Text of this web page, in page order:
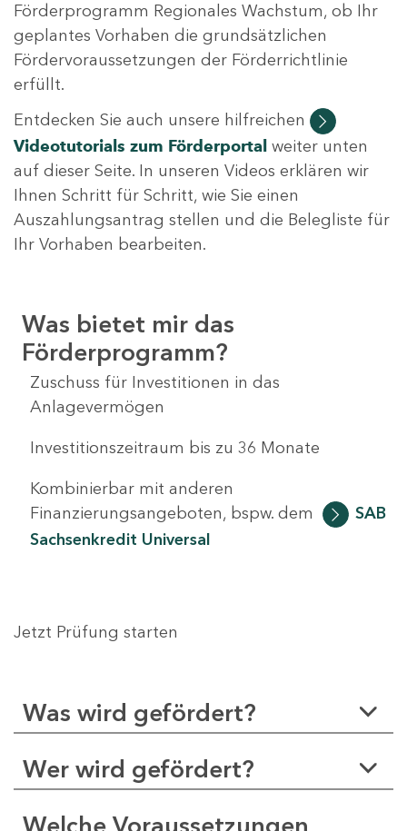
Förderprogramm Regionales Wachstum, ob Ihr
geplantes Vorhaben die grundsätzlichen
Fördervoraussetzungen der Förderrichtlinie
erfüllt.
Entdecken Sie auch unsere hilfreichen
Videotutorials zum Förderportal weiter unten
auf dieser Seite. In unseren Videos erklären wir
Ihnen Schritt für Schritt, wie Sie einen
Auszahlungsantrag stellen und die Belegliste für
Ihr Vorhaben bearbeiten.
Was bietet mir das
Förderprogramm?
Zuschuss für Investitionen in das
Anlagevermögen
Investitionszeitraum bis zu 36 Monate
Kombinierbar mit anderen
Finanzierungsangeboten, bspw. dem
SAB
Sachsenkredit Universal
Jetzt Prüfung starten
Was wird gefördert?
Wer wird gefördert?
Welche Voraussetzungen